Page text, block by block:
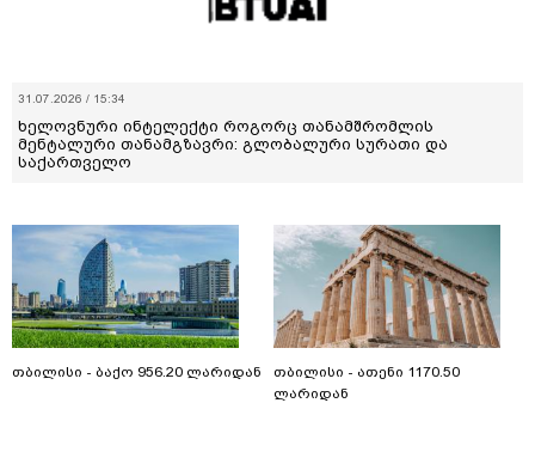
31.07.2026 / 15:34
ხელოვნური ინტელექტი როგორც თანამშრომლის
მენტალური თანამგზავრი: გლობალური სურათი და
საქართველო
თბილისი - ბაქო 956.20 ლარიდან
თბილისი - ათენი 1170.50
ლარიდან